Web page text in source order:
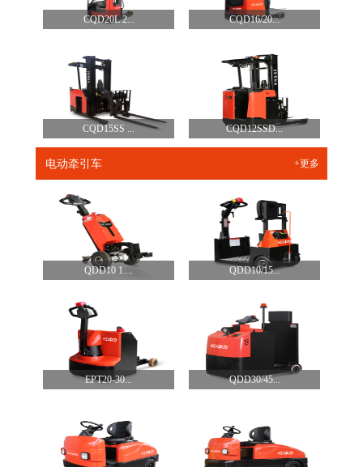
CQD20L 2... CQD16/20...
CQD15SS ... CQD12SSD...
电动牵引车 +更多
QDD10 1.... QDD10/15...
EPT20-30... QDD30/45...